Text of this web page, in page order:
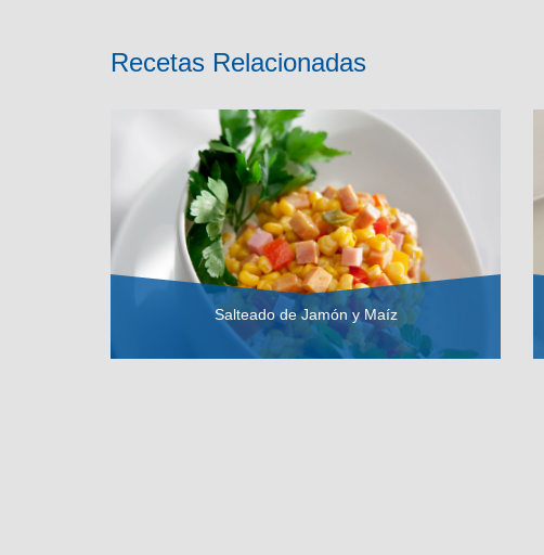
Recetas Relacionadas
Salteado de Jamón y Maíz